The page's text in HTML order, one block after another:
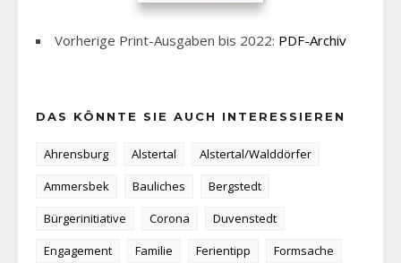
Vorherige Print-Ausgaben bis 2022: PDF-Archiv
DAS KÖNNTE SIE AUCH INTERESSIEREN
Ahrensburg Alstertal
Alstertal/Walddörfer
Ammersbek
Bauliches
Bergstedt
Bürgerinitiative
Corona
Duvenstedt
Engagement
Familie Ferientipp
Formsache